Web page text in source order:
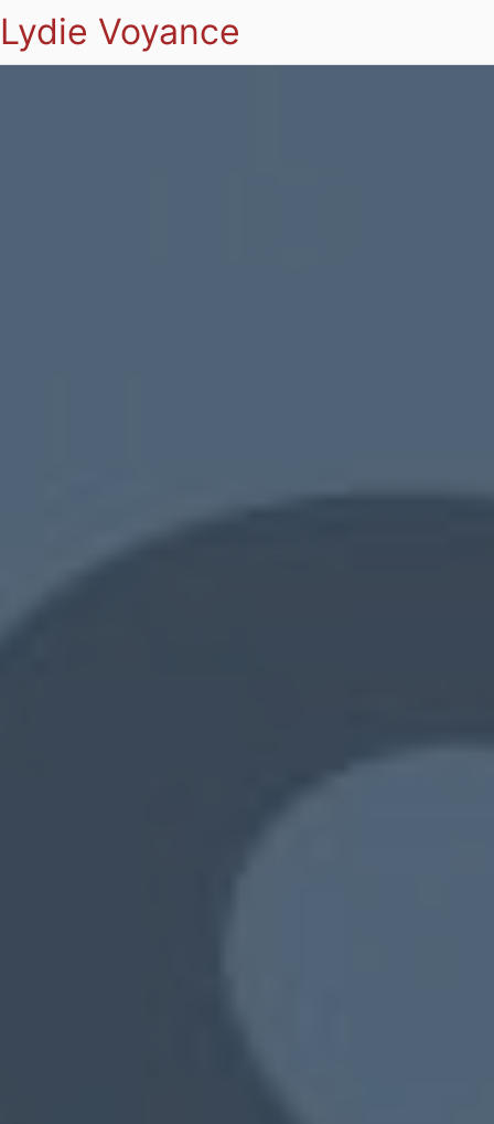
Lydie Voyance